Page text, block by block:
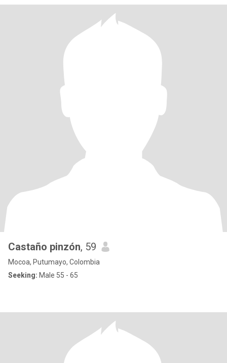
Castaño pinzón, 59
Mocoa, Putumayo, Colombia
Seeking: Male 55 - 65